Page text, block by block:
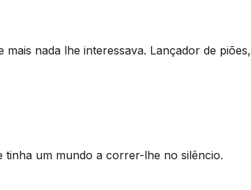
nada lhe interessava. Lançador de piões,
tinha um mundo a correr-lhe no silêncio.